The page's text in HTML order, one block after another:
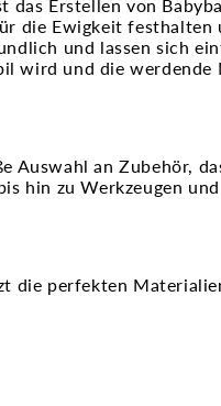
das Erstellen von
die Ewigkeit festhalten
und lassen sich
wird und die
Auswahl an Zubehör,
hin zu Werkzeugen
die perfekten